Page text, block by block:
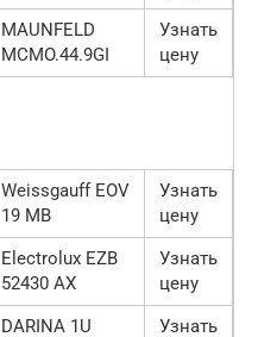
MAUNFELD
MCMO.44.9GI
Узнать
цену
Weissgauff EOV
19 MB
Узнать
цену
Electrolux EZB
52430 AX
Узнать
цену
DARINA 1U
Узнать